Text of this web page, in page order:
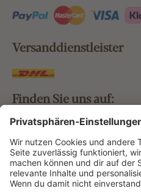
Versanddienstleister
Finden Sie uns auf:
Bestellung widerrufen
Vertrag widerrufen